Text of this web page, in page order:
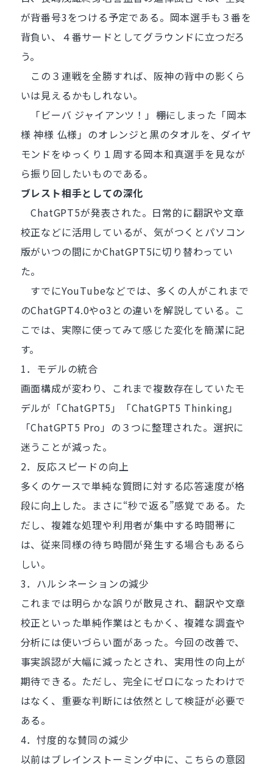
が背番号3をつける予定である。岡本選手も３番を
背負い、４番サードとしてグラウンドに立つだろ
う。
この３連戦を全勝すれば、阪神の背中の影くら
いは見えるかもしれない。
「ビーバ ジャイアンツ！」――棚にしまった「岡本
様 神様 仏様」のオレンジと黒のタオルを、ダイヤ
モンドをゆっくり１周する岡本和真選手を見なが
ら振り回したいものである。
ブレスト相手としての深化
ChatGPT5が発表された。日常的に翻訳や文章
校正などに活用しているが、気がつくとパソコン
版がいつの間にかChatGPT5に切り替わってい
た。
すでにYouTubeなどでは、多くの人がこれまで
のChatGPT4.0やo3との違いを解説している。こ
こでは、実際に使ってみて感じた変化を簡潔に記
す。
1．モデルの統合
画面構成が変わり、これまで複数存在していたモ
デルが「ChatGPT5」「ChatGPT5 Thinking」
「ChatGPT5 Pro」の３つに整理された。選択に
迷うことが減った。
2．反応スピードの向上
多くのケースで単純な質問に対する応答速度が格
段に向上した。まさに“秒で返る”感覚である。た
だし、複雑な処理や利用者が集中する時間帯に
は、従来同様の待ち時間が発生する場合もあるら
しい。
3．ハルシネーションの減少
これまでは明らかな誤りが散見され、翻訳や文章
校正といった単純作業はともかく、複雑な調査や
分析には使いづらい面があった。今回の改善で、
事実誤認が大幅に減ったとされ、実用性の向上が
期待できる。ただし、完全にゼロになったわけで
はなく、重要な判断には依然として検証が必要で
ある。
4．忖度的な賛同の減少
以前はブレインストーミング中に、こちらの意図